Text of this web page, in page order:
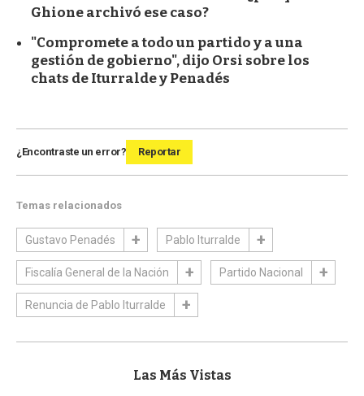
Ghione archivó ese caso?
"Compromete a todo un partido y a una
gestión de gobierno", dijo Orsi sobre los
chats de Iturralde y Penadés
¿Encontraste un error? Reportar
Temas relacionados
Gustavo Penadés Pablo Iturralde
Fiscalía General de la Nación Partido Nacional
Renuncia de Pablo Iturralde
Las Más Vistas